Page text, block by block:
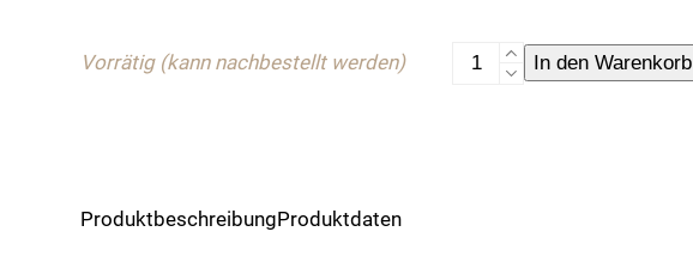
Vorrätig (kann nachbestellt werden)
SeiftücherIn den Warenkorb
ProduktbeschreibungProduktdaten